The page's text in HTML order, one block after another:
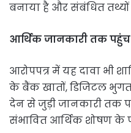
बनाया है और संबंधित
आर्थिक जानकारी तक
आरोपपत्र में यह दावा भी
के बैंक खातों, डिजिटल
देन से जुड़ी जानकारी तक
संभावित आर्थिक शोषण के